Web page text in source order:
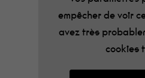
empêcher de voir
avez très
cookies